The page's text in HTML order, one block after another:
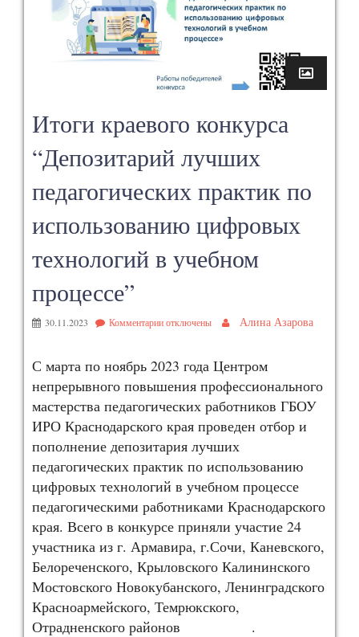
Итоги краевого конкурса
“Депозитарий лучших
педагогических практик по
использованию цифровых
технологий в учебном
процессе”
30.11.2023 Комментарииотключены Алина Азарова
С марта по ноябрь 2023 года Центром
непрерывного повышения профессионального
мастерства педагогических работников ГБОУ
ИРО Краснодарского края проведен отбор и
пополнение депозитария лучших
педагогических практик по использованию
цифровых технологий в учебном процессе
педагогическими работниками Краснодарского
края. Всего в конкурсе приняли участие 24
участника из г. Армавира, г.Сочи, Каневского,
Белореченского, Крыловского Калининского
Мостовского Новокубанского, Ленинградского
Красноармейского, Темрюкского,
Отрадненского районов .